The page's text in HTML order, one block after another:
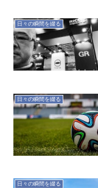
日々の瞬間を綴る
日々の瞬間を綴る
日々の瞬間を綴る